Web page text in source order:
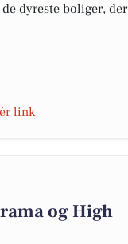
dyreste boliger, der
link
og High